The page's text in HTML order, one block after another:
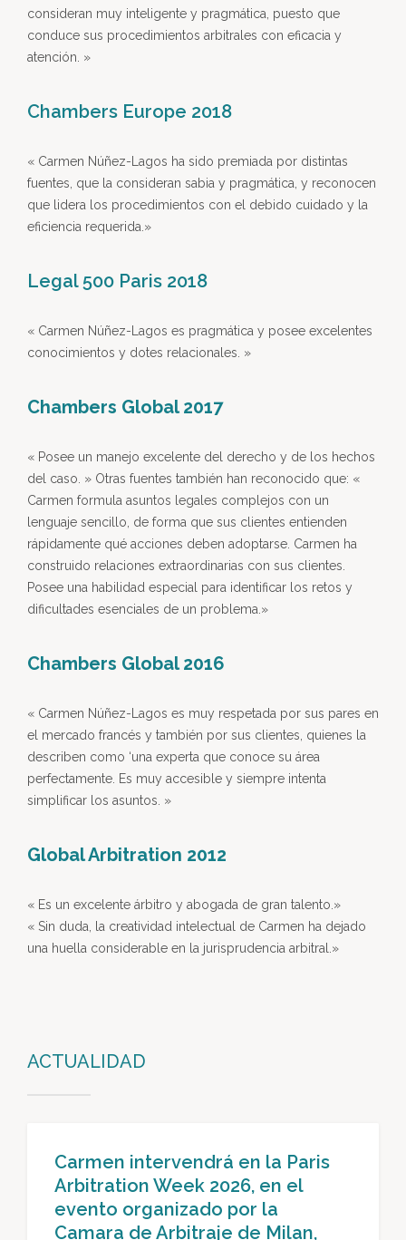
consideran muy inteligente y pragmática, puesto que
conduce sus procedimientos arbitrales con eficacia y
atención. »
Chambers Europe 2018
« Carmen Núñez-Lagos ha sido premiada por distintas
fuentes, que la consideran sabia y pragmática, y reconocen
que lidera los procedimientos con el debido cuidado y la
eficiencia requerida.»
Legal 500 Paris 2018
« Carmen Núñez-Lagos es pragmática y posee excelentes
conocimientos y dotes relacionales. »
Chambers Global 2017
« Posee un manejo excelente del derecho y de los hechos
del caso. » Otras fuentes también han reconocido que: «
Carmen formula asuntos legales complejos con un
lenguaje sencillo, de forma que sus clientes entienden
rápidamente qué acciones deben adoptarse. Carmen ha
construido relaciones extraordinarias con sus clientes.
Posee una habilidad especial para identificar los retos y
dificultades esenciales de un problema.»
Chambers Global 2016
« Carmen Núñez-Lagos es muy respetada por sus pares en
el mercado francés y también por sus clientes, quienes la
describen como ‘una experta que conoce su área
perfectamente. Es muy accesible y siempre intenta
simplificar los asuntos. »
Global Arbitration 2012
« Es un excelente árbitro y abogada de gran talento.»
« Sin duda, la creatividad intelectual de Carmen ha dejado
una huella considerable en la jurisprudencia arbitral.»
ACTUALIDAD
Carmen intervendrá en la Paris
Arbitration Week 2026, en el
evento organizado por la
Camara de Arbitraje de Milan,